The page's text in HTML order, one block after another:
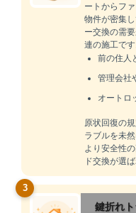
ートからフ
物件が密集
ー交換の需
連の施工です
前の住人
管理会社
オートロ
原状回復の
ラブルを未
より安全性
ド交換が選
3
鍵折れ